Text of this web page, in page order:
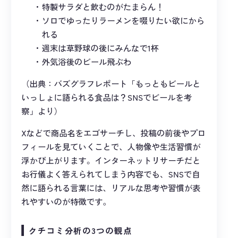
特製サラダと飲むのがたまらん！
ソロでゆったりラーメンを啜りたい欲にから
れる
週末は草野球の後にみんなで1杯
外気浴後のビール飛ぶわ
（出典：バズグラフレポート「もっともビールと
いっしょに語られる食品は？SNSでビールを考
察」より）
Xなどで商品名をエゴサーチし、投稿の前後やプロ
フィールを見ていくことで、人物像や生活習慣が
浮かび上がります。インターネットリサーチだと
お行儀よく答えられてしまう内容でも、SNSで自
然に語られる言葉には、リアルな思考や習慣が表
れやすいのが特徴です。
クチコミ分析の3つの観点